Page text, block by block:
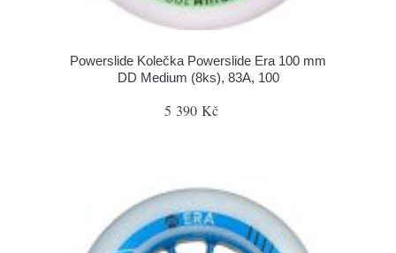
Powerslide Kolečka Powerslide Era 100 mm
DD Medium (8ks), 83A, 100
5 390 Kč